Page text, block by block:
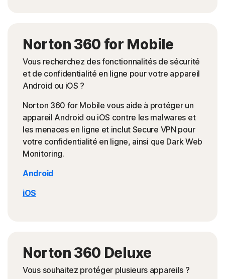
Norton 360 for Mobile
Vous recherchez des fonctionnalités de sécurité
et de confidentialité en ligne pour votre appareil
Android ou iOS ?
Norton 360 for Mobile vous aide à protéger un
appareil Android ou iOS contre les malwares et
les menaces en ligne et inclut Secure VPN pour
votre confidentialité en ligne, ainsi que Dark Web
Monitoring.
Android
iOS
Norton 360 Deluxe
Vous souhaitez protéger plusieurs appareils ?